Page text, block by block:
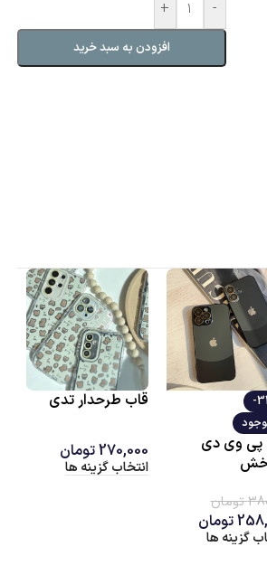
-
+
افزودن به سبد خرید
پروانه ایی
گزینه ها
قاب شاین دو رنگ